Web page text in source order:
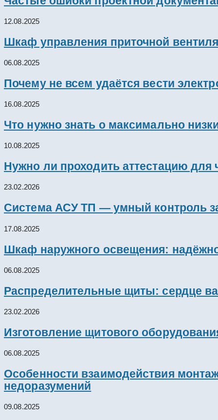
12.08.2025
Шкаф управления приточной
06.08.2025
Почему не всем удаётся вести
16.08.2025
Что нужно знать о максимально
10.08.2025
Нужно ли проходить аттестацию для
23.02.2026
Система АСУ ТП — умный контроль
17.08.2025
Шкаф наружного освещения:
06.08.2025
Распределительные щиты: сердце
23.02.2026
Изготовление щитового
06.08.2025
Особенности взаимодействия
недоразумений
09.08.2025